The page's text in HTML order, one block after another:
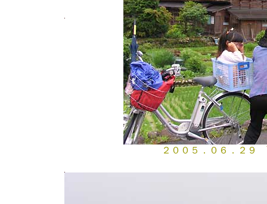
２００５．０６．２９ 雨